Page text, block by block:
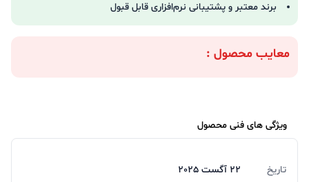
برند معتبر و پشتیبانی نرم‌افزاری قابل قبول
معایب محصول :
ویژگی های فنی محصول
تاریخ
22 آگست 2025